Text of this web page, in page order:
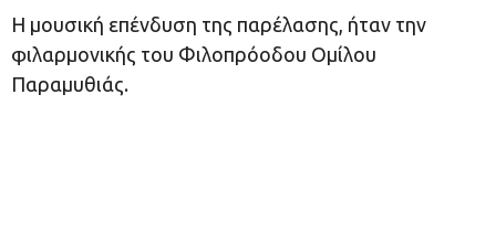
Η μουσική επένδυση της παρέλασης, ήταν την
φιλαρμονικής του Φιλοπρόοδου Ομίλου
Παραμυθιάς.